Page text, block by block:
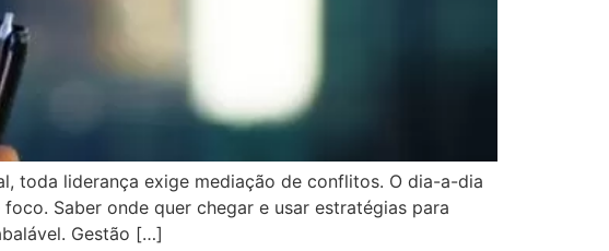
toda liderança exige mediação de conflitos. O dia-a-dia
Saber onde quer chegar e usar estratégias para
Gestão […]